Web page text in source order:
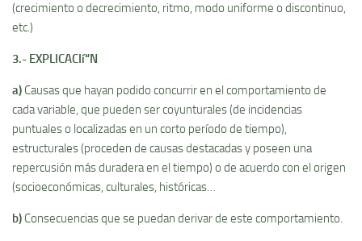
(crecimiento o decrecimiento, ritmo, modo uniforme o discontinuo,
etc.)
3.- EXPLICACIí“N
a) Causas que hayan podido concurrir en el comportamiento de
cada variable, que pueden ser coyunturales (de incidencias
puntuales o localizadas en un corto perí­odo de tiempo),
estructurales (proceden de causas destacadas y poseen una
repercusión más duradera en el tiempo) o de acuerdo con el origen
(socioeconómicas, culturales, históricas…
b) Consecuencias que se puedan derivar de este comportamiento.